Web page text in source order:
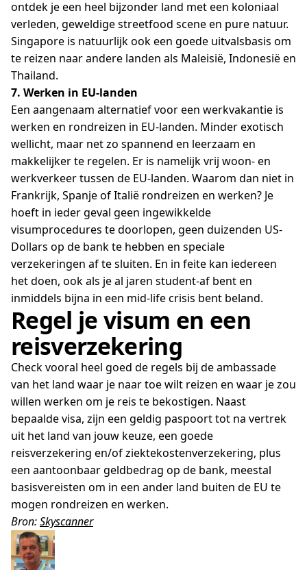
ontdek je een heel bijzonder land met een koloniaal
verleden, geweldige streetfood scene en pure natuur.
Singapore is natuurlijk ook een goede uitvalsbasis om
te reizen naar andere landen als Maleisië, Indonesië en
Thailand.
7. Werken in EU-landen
Een aangenaam alternatief voor een werkvakantie is
werken en rondreizen in EU-landen. Minder exotisch
wellicht, maar net zo spannend en leerzaam en
makkelijker te regelen. Er is namelijk vrij woon- en
werkverkeer tussen de EU-landen. Waarom dan niet in
Frankrijk, Spanje of Italië rondreizen en werken? Je
hoeft in ieder geval geen ingewikkelde
visumprocedures te doorlopen, geen duizenden US-
Dollars op de bank te hebben en speciale
verzekeringen af te sluiten. En in feite kan iedereen
het doen, ook als je al jaren student-af bent en
inmiddels bijna in een mid-life crisis bent beland.
Regel je visum en een
reisverzekering
Check vooral heel goed de regels bij de ambassade
van het land waar je naar toe wilt reizen en waar je zou
willen werken om je reis te bekostigen. Naast
bepaalde visa, zijn een geldig paspoort tot na vertrek
uit het land van jouw keuze, een goede
reisverzekering en/of ziektekostenverzekering, plus
een aantoonbaar geldbedrag op de bank, meestal
basisvereisten om in een ander land buiten de EU te
mogen rondreizen en werken.
Bron:Skyscanner